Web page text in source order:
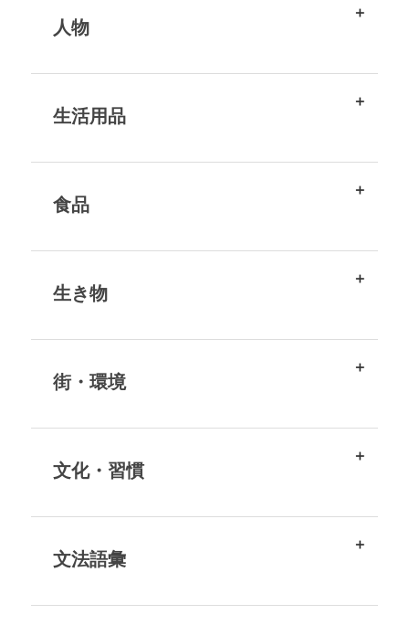
人物
生活用品
食品
生き物
街・環境
文化・習慣
文法語彙